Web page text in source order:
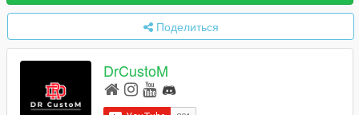
Поделиться
DrCustoM